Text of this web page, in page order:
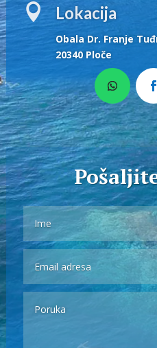
 Lokacija
Obala Dr. Franje
20340 Ploče